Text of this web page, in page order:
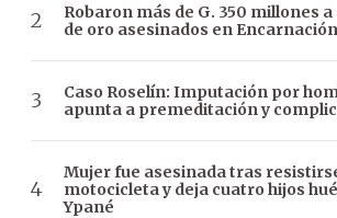
Robaron más de G. 350 millones
de oro asesinados en Encarnación
Caso Roselín: Imputación por
apunta a premeditación y
Mujer fue asesinada tras
motocicleta y deja cuatro hijos
Ypané